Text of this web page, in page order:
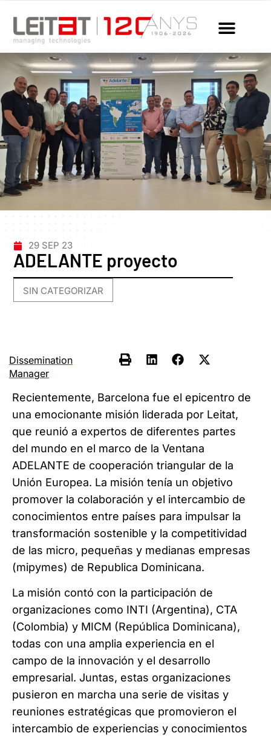
29 SEP 23
ADELANTE proyecto
SIN CATEGORIZAR
Dissemination
Manager
Recientemente, Barcelona fue el epicentro de
una emocionante misión liderada por Leitat,
que reunió a expertos de diferentes partes
del mundo en el marco de la Ventana
ADELANTE de cooperación triangular de la
Unión Europea. La misión tenía un objetivo
promover la colaboración y el intercambio de
conocimientos entre países para impulsar la
transformación sostenible y la competitividad
de las micro, pequeñas y medianas empresas
(mipymes) de Republica Dominicana.
La misión contó con la participación de
organizaciones como INTI (Argentina), CTA
(Colombia) y MICM (República Dominicana),
todas con una amplia experiencia en el
campo de la innovación y el desarrollo
empresarial. Juntas, estas organizaciones
pusieron en marcha una serie de visitas y
reuniones estratégicas que promovieron el
intercambio de experiencias y conocimientos